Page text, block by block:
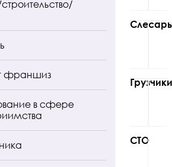
франшиз
в сфере
Слесарь
Грузчики
СТО